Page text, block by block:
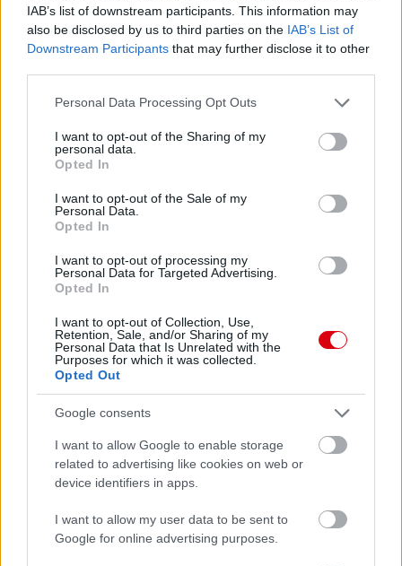
IAB’s list of downstream participants. This information may
also be disclosed by us to third parties on the IAB’s List of
Downstream Participants that may further disclose it to other
Please note that this website/app uses one or more Google
not limited to your visit or usage behaviour. You may click to
grant or deny consent to Google and its third-party tags to
use your data for below specified purposes in below Google
consent section.
Personal Data Processing Opt Outs
I want to opt-out of the Sharing of my
personal data.
Opted In
I want to opt-out of the Sale of my
Personal Data.
Opted In
I want to opt-out of processing my
Personal Data for Targeted Advertising.
Opted In
I want to opt-out of Collection, Use,
Retention, Sale, and/or Sharing of my
Personal Data that Is Unrelated with the
Purposes for which it was collected.
Opted Out
Google consents
I want to allow Google to enable storage
related to advertising like cookies on web or
device identifiers in apps.
I want to allow my user data to be sent to
Google for online advertising purposes.